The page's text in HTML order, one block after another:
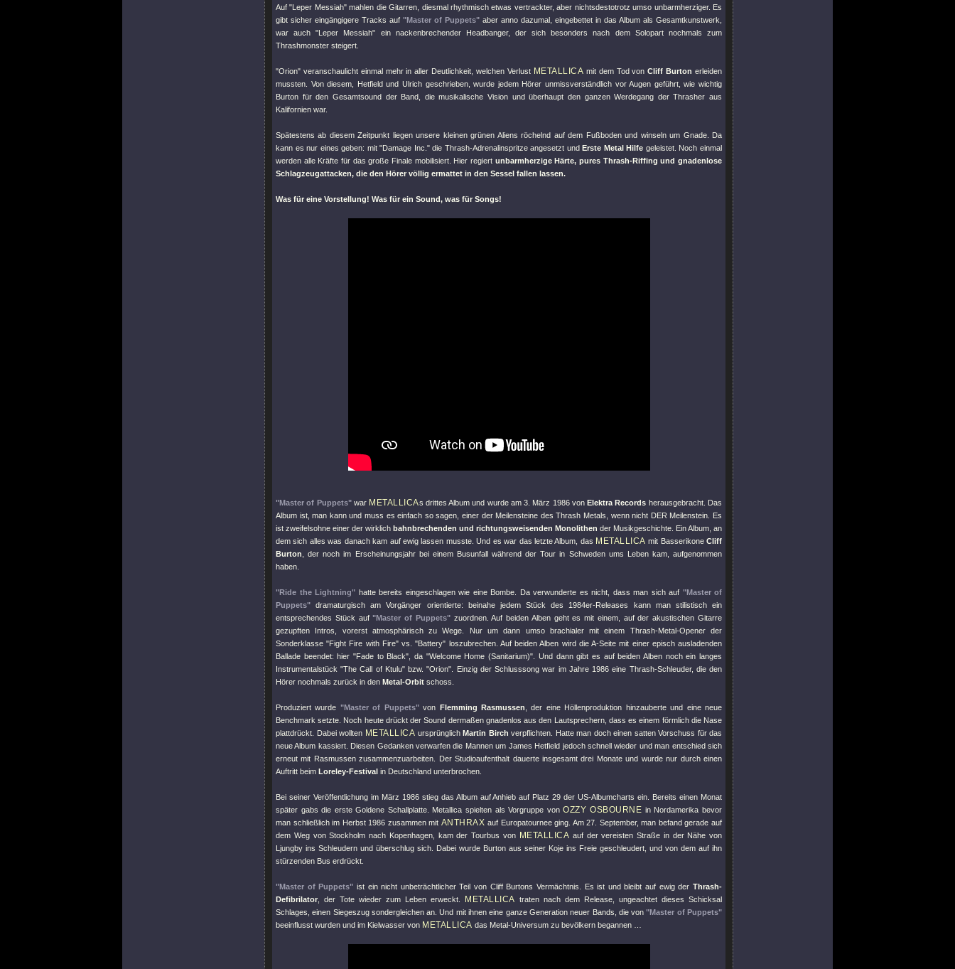
Auf"Leper Messiah"mahlen die Gitarren, diesmal rhythmisch etwas vertrackter, aber nichtsdestotrotz umso unbarmherziger. Es
gibt sicher eingängigere Tracks auf "Master of Puppets" aber anno dazumal, eingebettet in das Album als Gesamtkunstwerk,
war auch"Leper Messiah" ein nackenbrechender Headbanger, der sich besonders nach dem Solopart nochmals zum
Thrashmonster steigert.
"Orion" veranschaulicht einmal mehr in aller Deutlichkeit, welchen Verlust METALLICA mit dem Tod vonCliff Burton erleiden
mussten. Von diesem, Hetfield und Ulrich geschrieben, wurde jedem Hörer unmissverständlich vor Augen geführt, wie wichtig
Burton für den Gesamtsound der Band, die musikalische Vision und überhaupt den ganzen Werdegang der Thrasher aus
Kalifornien war.
Spätestens ab diesem Zeitpunkt liegen unsere kleinen grünen Aliens röchelnd auf dem Fußboden und winseln um Gnade. Da
kann es nur eines geben: mit"Damage Inc."die Thrash-Adrenalinspritze angesetzt undErste Metal Hilfe geleistet. Noch einmal
werden alle Kräfte für das große Finale mobilisiert. Hier regiert unbarmherzige Härte, pures Thrash-Riffing und gnadenlose
Schlagzeugattacken, die den Hörer völlig ermattet in den Sessel fallen lassen.
Was für eine Vorstellung! Was für ein Sound, was für Songs!
"Master of Puppets"war METALLICAs drittes Album und wurde am 3. März 1986 vonElektra Records herausgebracht. Das
Album ist, man kann und muss es einfach so sagen, einer der Meilensteine des Thrash Metals, wenn nicht DER Meilenstein. Es
ist zweifelsohne einer der wirklich bahnbrechenden und richtungsweisenden Monolithen der Musikgeschichte. Ein Album, an
dem sich alles was danach kam auf ewig lassen musste. Und es war das letzte Album, das METALLICA mit BasserikoneCliff
Burton , der noch im Erscheinungsjahr bei einem Busunfall während der Tour in Schweden ums Leben kam, aufgenommen
haben.
"Ride the Lightning" hatte bereits eingeschlagen wie eine Bombe. Da verwunderte es nicht, dass man sich auf "Master of
Puppets" dramaturgisch am Vorgänger orientierte: beinahe jedem Stück des 1984er-Releases kann man stilistisch ein
entsprechendes Stück auf"Master of Puppets"zuordnen. Auf beiden Alben geht es mit einem, auf der akustischen Gitarre
gezupften Intros, vorerst atmosphärisch zu Wege. Nur um dann umso brachialer mit einem Thrash-Metal-Opener der
Sonderklasse"Fight Fire with Fire"vs."Battery" loszubrechen. Auf beiden Alben wird die A-Seite mit einer episch ausladenden
Ballade beendet: hier"Fade to Black" , da "Welcome Home (Sanitarium)" . Und dann gibt es auf beiden Alben noch ein langes
Instrumentalstück"The Call of Ktulu"bzw."Orion" . Einzig der Schlusssong war im Jahre 1986 eine Thrash-Schleuder, die den
Hörer nochmals zurück in den Metal-Orbit schoss.
Produziert wurde "Master of Puppets"von Flemming Rasmussen , der eine Höllenproduktion hinzauberte und eine neue
Benchmark setzte. Noch heute drückt der Sound dermaßen gnadenlos aus den Lautsprechern, dass es einem förmlich die Nase
plattdrückt. Dabei wollten METALLICA ursprünglich Martin Birch verpflichten. Hatte man doch einen satten Vorschuss für das
neue Album kassiert. Diesen Gedanken verwarfen die Mannen um James Hetfield jedoch schnell wieder und man entschied sich
erneut mit Rasmussen zusammenzuarbeiten. Der Studioaufenthalt dauerte insgesamt drei Monate und wurde nur durch einen
Auftritt beim Loreley-Festival in Deutschland unterbrochen.
Bei seiner Veröffentlichung im März 1986 stieg das Album auf Anhieb auf Platz 29 der US-Albumcharts ein. Bereits einen Monat
später gabs die erste Goldene Schallplatte. Metallica spielten als Vorgruppe vonOZZY OSBOURNE in Nordamerika bevor
man schließlich im Herbst 1986 zusammen mit ANTHRAX auf Europatournee ging. Am 27. September, man befand gerade auf
dem Weg von Stockholm nach Kopenhagen, kam der Tourbus von METALLICA auf der vereisten Straße in der Nähe von
Ljungby ins Schleudern und überschlug sich. Dabei wurde Burton aus seiner Koje ins Freie geschleudert, und von dem auf ihn
stürzenden Bus erdrückt.
"Master of Puppets" ist ein nicht unbeträchtlicher Teil von Cliff Burtons Vermächtnis. Es ist und bleibt auf ewig derThrash-
Defibrilator , der Tote wieder zum Leben erweckt. METALLICA traten nach dem Release, ungeachtet dieses Schicksal
Schlages, einen Siegeszug sondergleichen an. Und mit ihnen eine ganze Generation neuer Bands, die von"Master of Puppets"
beeinflusst wurden und im Kielwasser von METALLICA das Metal-Universum zu bevölkern begannen …